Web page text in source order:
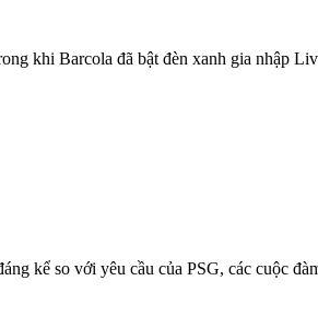
khi Barcola đã bật đèn xanh gia nhập
kể so với yêu cầu của PSG, các cuộc